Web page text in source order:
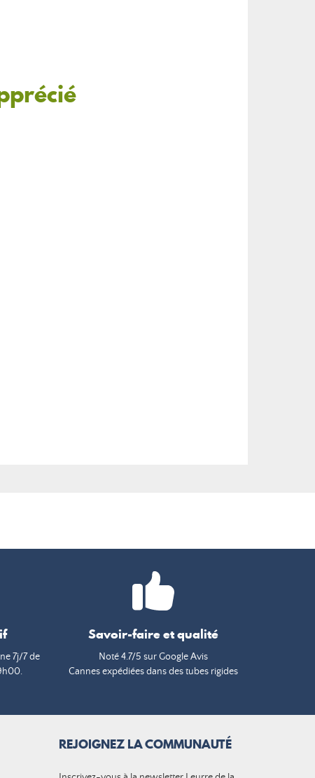
7j/7 de
Savoir-faire et qualité
Noté 4.7/5 sur Google Avis
Cannes expédiées dans des tubes rigides
REJOIGNEZ LA COMMUNAUTÉ